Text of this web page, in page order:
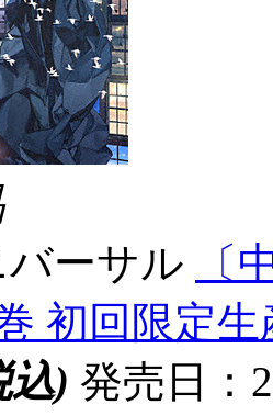
ーサル
〔
初回限定
込) 発売日：